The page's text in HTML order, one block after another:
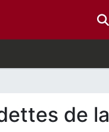
de la